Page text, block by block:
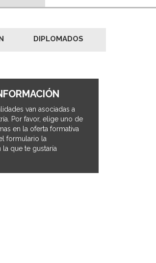
DIPLOMADOS
van asociadas a
Por favor, elige uno de
en la oferta formativa
formulario la
que te gustaría